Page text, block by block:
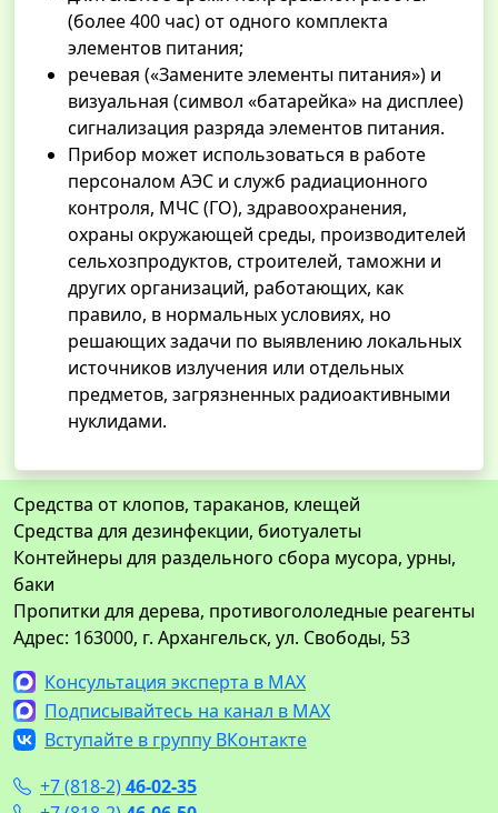
(более 400 час) от одного комплекта
элементов питания;
речевая («Замените элементы питания») и
визуальная (символ «батарейка» на дисплее)
сигнализация разряда элементов питания.
Прибор может использоваться в работе
персоналом АЭС и служб радиационного
контроля, МЧС (ГО), здравоохранения,
охраны окружающей среды, производителей
сельхозпродуктов, строителей, таможни и
других организаций, работающих, как
правило, в нормальных условиях, но
решающих задачи по выявлению локальных
источников излучения или отдельных
предметов, загрязненных радиоактивными
нуклидами.
Средства от клопов, тараканов, клещей
Средства для дезинфекции, биотуалеты
Контейнеры для раздельного сбора мусора, урны,
баки
Пропитки для дерева, противогололедные реагенты
Адрес: 163000, г. Архангельск, ул. Свободы, 53
Консультация эксперта в MAX
Подписывайтесь на канал в MAX
Вступайте в группу ВКонтакте
+7 (818-2)46-02-35